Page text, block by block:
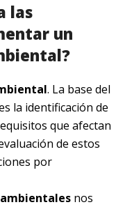
las
un
. La base del
la identificación de
que afectan
de estos
por
nos